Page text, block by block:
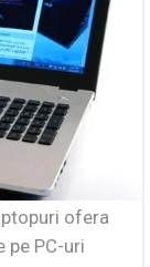
ofera
pe PC-uri